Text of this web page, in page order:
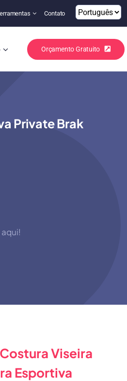
Contato
Orçamento Gratuito
Private Brak
Viseira
Esportiva